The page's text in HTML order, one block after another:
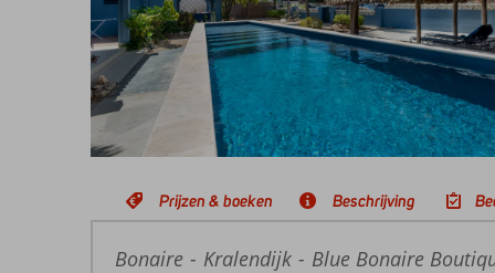
Prijzen & boeken Beschrijving
Home
Bonaire Kralendijk Blue Bonaire